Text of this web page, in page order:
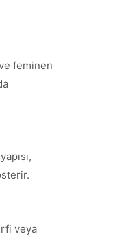
feminen
veya